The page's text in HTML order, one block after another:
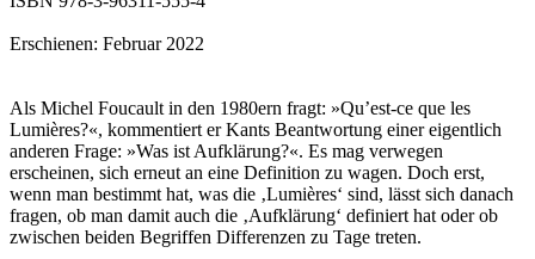
Erschienen: Februar 2022
Als Michel Foucault in den 1980ern fragt: »Qu’est-ce que les
Lumières?«, kommentiert er Kants Beantwortung einer eigentlich
anderen Frage: »Was ist Aufklärung?«. Es mag verwegen
erscheinen, sich erneut an eine Definition zu wagen. Doch erst,
wenn man bestimmt hat, was die ‚Lumières‘ sind, lässt sich danach
fragen, ob man damit auch die ‚Aufklärung‘ definiert hat oder ob
zwischen beiden Begriffen Differenzen zu Tage treten.